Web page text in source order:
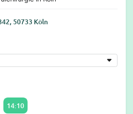
50733 Köln
14:10